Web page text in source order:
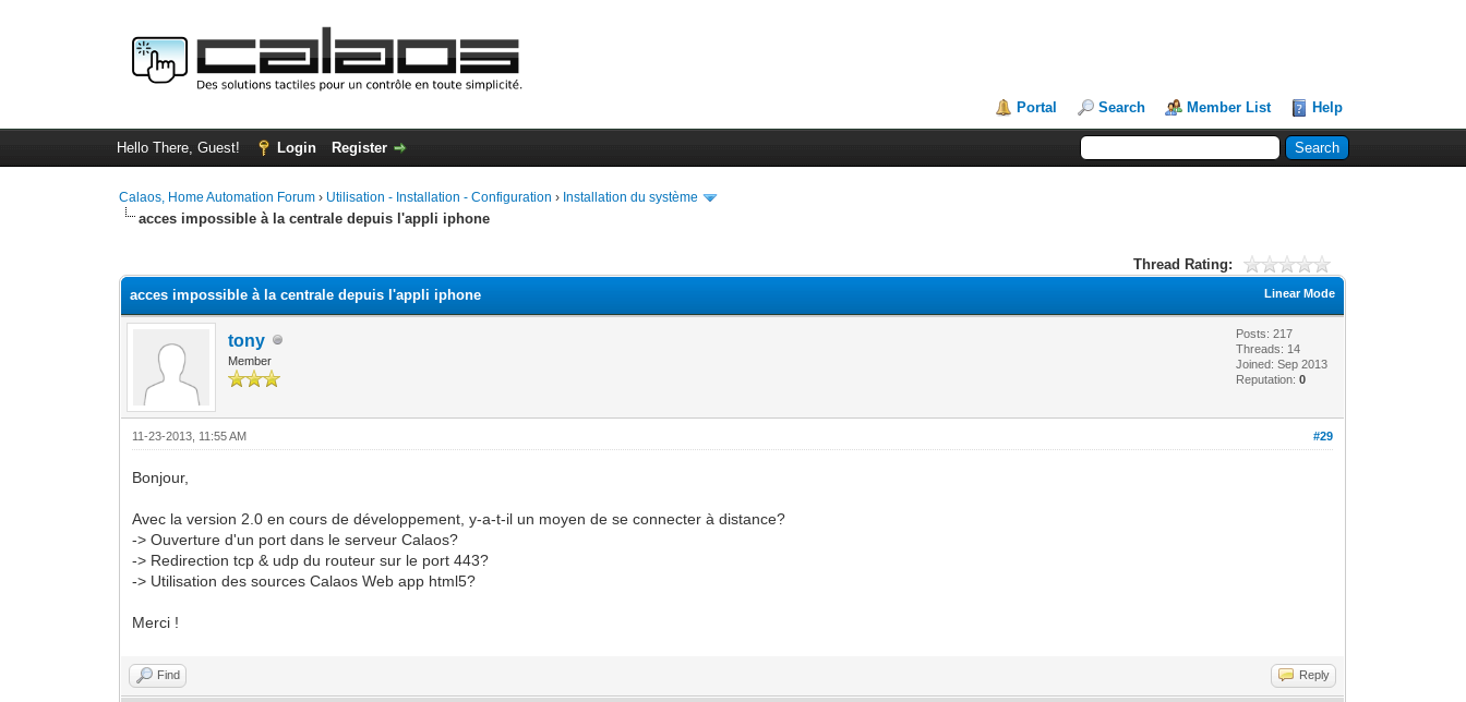
Portal Search Member List Help
Hello There, Guest! Login Register
Calaos, Home Automation Forum › Utilisation - Installation - Configuration › Installation du système
acces impossible à la centrale depuis l'appli iphone
Thread Rating:
Linear Mode
acces impossible à la centrale depuis l'appli iphone
tony
Member
Posts: 217
Threads: 14
Joined: Sep 2013
Reputation:0
#29
11-23-2013, 11:55 AM
Bonjour,
Avec la version 2.0 en cours de développement, y-a-t-il un moyen de se connecter à distance?
-> Ouverture d'un port dans le serveur Calaos?
-> Redirection tcp & udp du routeur sur le port 443?
-> Utilisation des sources Calaos Web app html5?
Merci !
Find Reply